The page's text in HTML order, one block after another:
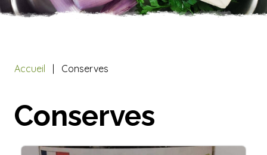
Accueil Conserves
Conserves